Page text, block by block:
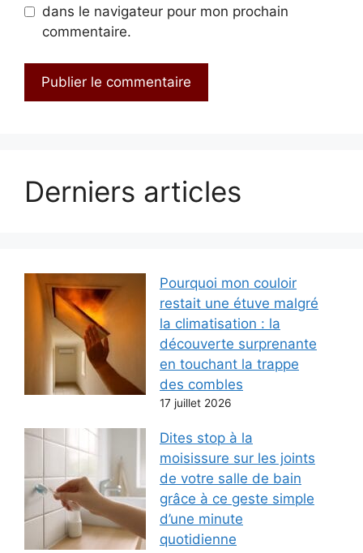
dans le navigateur pour mon prochain
commentaire.
Derniers articles
Pourquoi mon couloir
restait une étuve malgré
la climatisation : la
découverte surprenante
en touchant la trappe
des combles
17 juillet 2026
Dites stop à la
moisissure sur les joints
de votre salle de bain
grâce à ce geste simple
d’une minute
quotidienne